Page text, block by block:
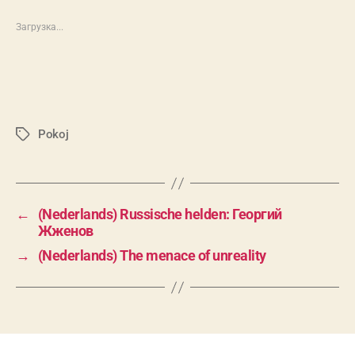
Загрузка...
МеткиPokoj
←
(Nederlands) Russische helden: Георгий
Жженов
→
(Nederlands) The menace of unreality